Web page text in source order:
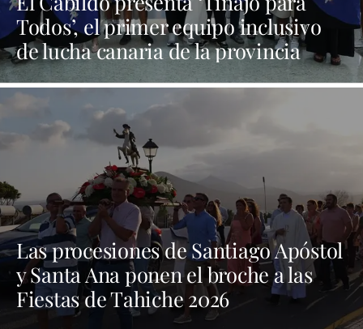
Todos’, el primer equipo inclusivo
de lucha canaria de la provincia
Las procesiones de Santiago Apóstol
y Santa Ana ponen el broche a las
Fiestas de Tahiche 2026